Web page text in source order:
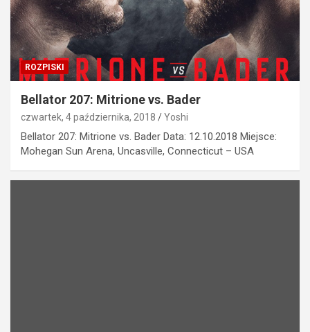
ROZPISKI
Bellator 207: Mitrione vs. Bader
czwartek, 4 października, 2018 Yoshi
Bellator 207: Mitrione vs. Bader Data: 12.10.2018 Miejsce:
Mohegan Sun Arena, Uncasville, Connecticut – USA